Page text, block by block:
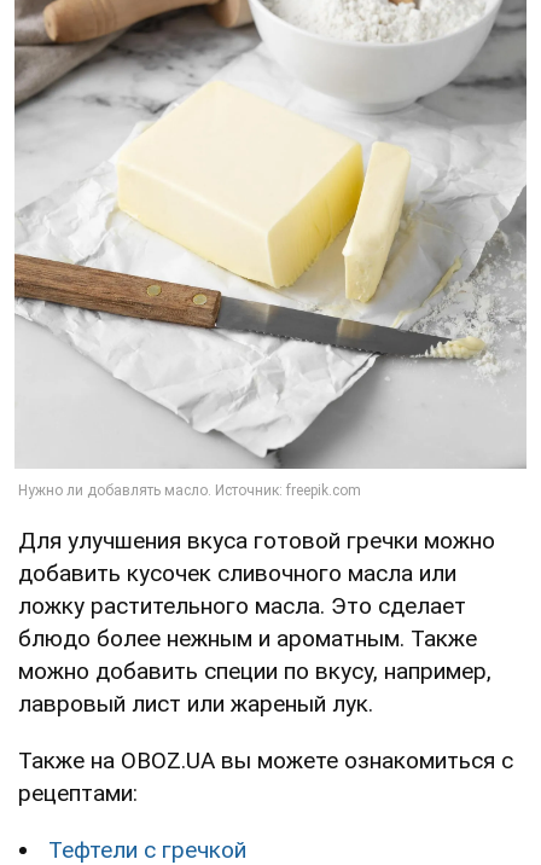
Для улучшения вкуса готовой гречки можно
добавить кусочек сливочного масла или
ложку растительного масла. Это сделает
блюдо более нежным и ароматным. Также
можно добавить специи по вкусу, например,
лавровый лист или жареный лук.
Также на OBOZ.UA вы можете ознакомиться с
рецептами:
Тефтели с гречкой